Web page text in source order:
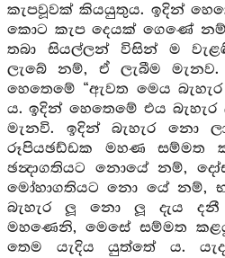
කැපවූවක් කියයුතුය. ඉදින්
කොට කැප දෙයක් ගෙණේ
තබා සියල්ලන් විසින් ම
ලැබේ නම්, ඒ ලැබීම
හෙතෙමේ “ඇවත මෙය
ය. ඉදින් හෙතෙමේ එය බැහැර
මැනවි. ඉදින් බැහැර නො
රූපියඡඩ්ඩක මහණ සම්මත
ඡන්‍දාගතියට නොයේ නම්,
මෝහාගතියට නො යේ නම්,
බැහැර ලූ නො ලූ දැය දනී
මහණෙනි, මෙසේ සම්මත
තෙම යැදිය යුත්තේ ය.